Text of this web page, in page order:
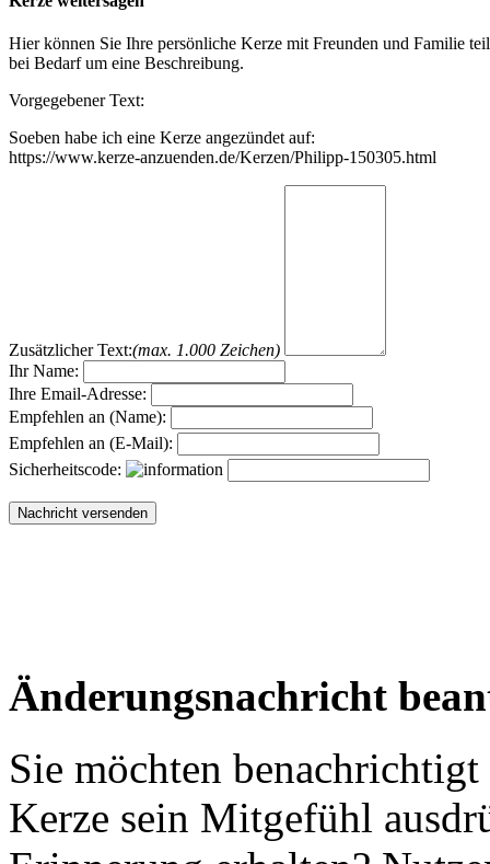
Hier können Sie Ihre persönliche Kerze mit Freunden und Familie
bei Bedarf um eine Beschreibung.
Vorgegebener Text:
Soeben habe ich eine Kerze angezündet auf:
https://www.kerze-anzuenden.de/Kerzen/Philipp-150305.html
Zusätzlicher Text:(max. 1.000 Zeichen)
Ihr Name:
Ihre Email-Adresse:
Empfehlen an (Name):
Empfehlen an (E-Mail):
Sicherheitscode:
Änderungsnachricht
Sie möchten
Kerze sein Mitgefühl